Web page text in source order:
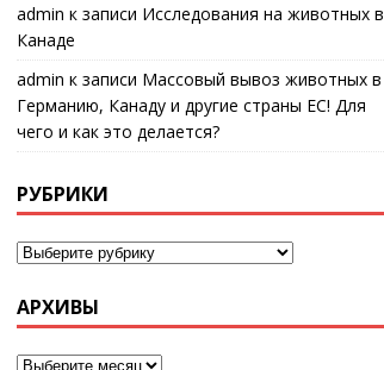
admin к записи Исследования на животных в
Канаде
admin к записи Массовый вывоз животных в
Германию, Канаду и другие страны ЕС! Для
чего и как это делается?
РУБРИКИ
АРХИВЫ